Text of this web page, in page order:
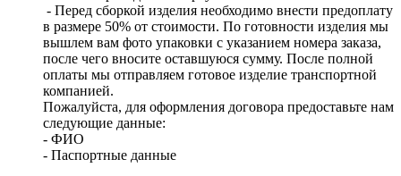
- Перед сборкой изделия необходимо внести предоплату
в размере 50% от стоимости. По готовности изделия мы
вышлем вам фото упаковки с указанием номера заказа,
после чего вносите оставшуюся сумму. После полной
оплаты мы отправляем готовое изделие транспортной
компанией.
Пожалуйста, для оформления договора предоставьте нам
следующие данные:
- ФИО
- Паспортные данные